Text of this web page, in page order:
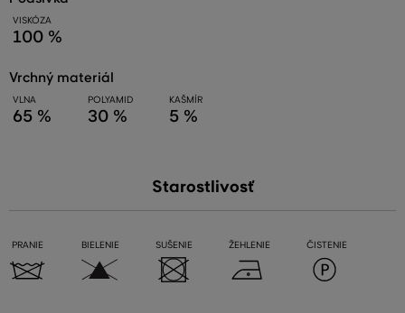
VISKÓZA
100 %
vrchný materiál
VLNA
65 %
POLYAMID
30 %
KAŠMÍR
5 %
Starostlivosť
PRANIE BIELENIE SUŠENIE ŽEHLENIE ČISTENIE